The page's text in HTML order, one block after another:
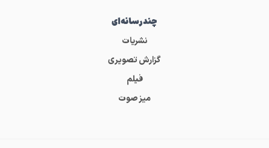
چندرسانه‌ای
نشریات
گزارش تصویری
فیلم
میز صوت